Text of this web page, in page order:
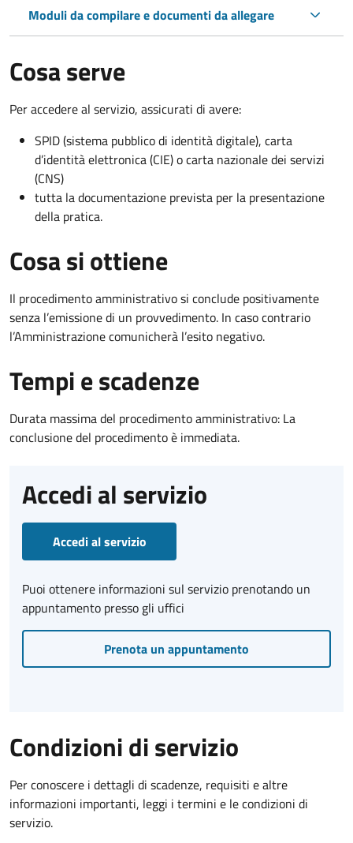
Moduli da compilare e documenti da allegare
Cosa serve
Per accedere al servizio, assicurati di avere:
SPID (sistema pubblico di identità digitale), carta
d’identità elettronica (CIE) o carta nazionale dei servizi
(CNS)
tutta la documentazione prevista per la presentazione
della pratica.
Cosa si ottiene
Il procedimento amministrativo si conclude positivamente
senza l’emissione di un provvedimento. In caso contrario
l’Amministrazione comunicherà l’esito negativo.
Tempi e scadenze
Durata massima del procedimento amministrativo: La
conclusione del procedimento è immediata.
Accedi al servizio
Accedi al servizio
Puoi ottenere informazioni sul servizio prenotando un
appuntamento presso gli uffici
Prenota un appuntamento
Condizioni di servizio
Per conoscere i dettagli di scadenze, requisiti e altre
informazioni importanti, leggi i termini e le condizioni di
servizio.